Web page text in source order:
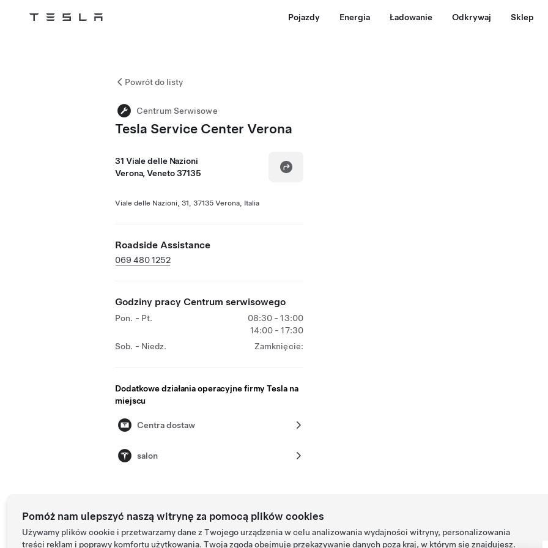
Tesla Pojazdy Energia Ładowanie Odkrywaj Sklep
Powrót do listy
Centrum Serwisowe
Tesla Service Center Verona
31 Viale delle Nazioni
Verona, Veneto 37135
Viale delle Nazioni, 31, 37135 Verona, Italia
Roadside Assistance
069 480 1252
Godziny pracy Centrum serwisowego
Pon. - Pt.
08:30 - 13:00
14:00 - 17:30
Sob. - Niedz.
Zamknięcie:
Dodatkowe działania operacyjne firmy Tesla na
miejscu
Centra dostaw
salon
Pomóż nam ulepszyć naszą witrynę za pomocą plików cookies
Używamy plików cookie i przetwarzamy dane z Twojego urządzenia w celu analizowania wydajności witryny, personalizowania
treści reklam i poprawy komfortu użytkowania. Twoja zgoda obejmuje przekazywanie danych poza kraj, w którym się znajdujesz.